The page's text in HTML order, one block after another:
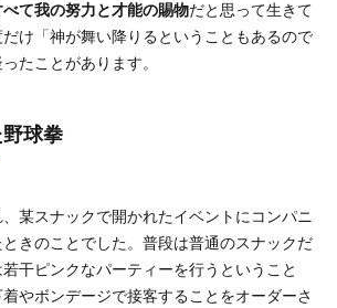
べて我の努力と才能の賜物だと思って生きて
け「神が舞い降りるということもあるので
たことがあります。
球拳
某スナックで開かれたイベントにコンパニ
きのことでした。普段は普通のスナックだ
干ピンクなパーティーを行うということ
やボンデージで接客することをオーダーさ